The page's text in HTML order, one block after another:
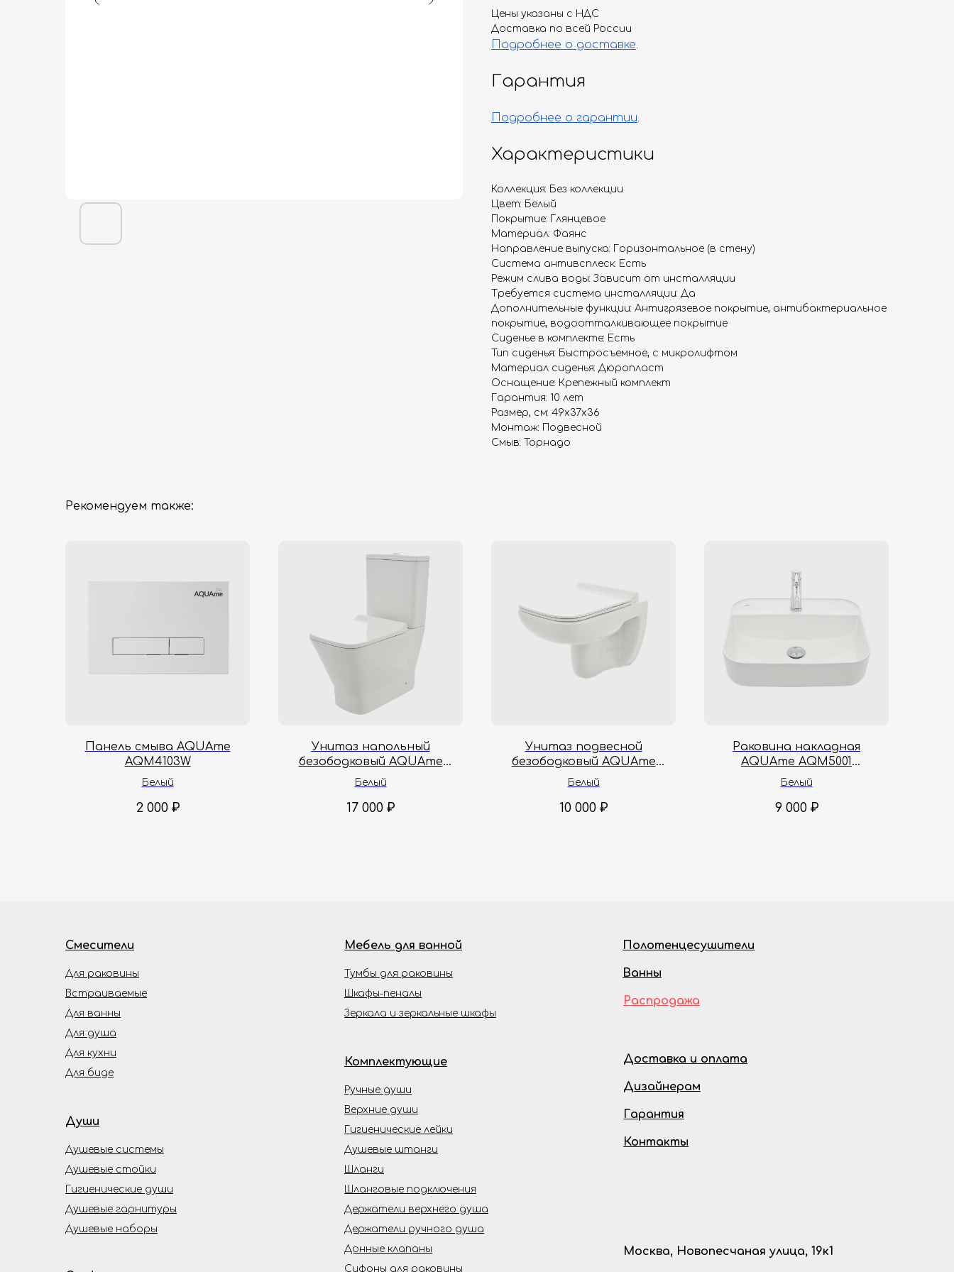
Цены указаны с НДС
Доставка по всей России
Подробнее о доставке.
Гарантия
Подробнее о гарантии.
Характеристики
Коллекция: Без коллекции
Цвет: Белый
Покрытие: Глянцевое
Материал: Фаянс
Направление выпуска: Горизонтальное (в стену)
Система антивсплеск: Есть
Режим слива воды: Зависит от инсталляции
Требуется система инсталляции: Да
Дополнительные функции: Антигрязевое покрытие, антибактериальное
покрытие, водоотталкивающее покрытие
Сиденье в комплекте: Есть
Тип сиденья: Быстросъемное, с микролифтом
Материал сиденья: Дюропласт
Оснащение: Крепежный комплект
Гарантия: 10 лет
Размер, см: 49x37x36
Монтаж: Подвесной
Смыв: Торнадо
Рекомендуем также:
Панель смыва AQUAme
AQM4103W
Белый
2 000 ₽
Унитаз напольный
безободковый AQUAme
AQM1005PRO 62x34.5x41.5 см
Белый
17 000 ₽
Унитаз подвесной
безободковый AQUAme
AQM2007 55х35х37.5 см
Белый
10 000 ₽
Раковина накладная
AQUAme AQM5001
50.5х40х13.5 см
Белый
9 000 ₽
Смесители
Души
Душевые гарнитуры
Душевые наборы
Душевые системы
Гигиенические души
Мебель для ванной
Тумбы для раковины
Шкафы-пеналы
Зеркала и зеркальные шкафы
Встраиваемые
Для биде
Для кухни
Для ванны
Для душа
Для раковины
Комплектующие
Ручные души
Верхние души
Гигиенические лейки
Шланги
Дизайнерам
Доставка и оплата
Гарантия
Контакты
Душевые стойки
Шланговые подключения
Распродажа
Полотенцесушители
Ванны
Держатели верхнего душа
Держатели ручного душа
Донные клапаны
Сифоны для раковины
Душевые штанги
Москва, Новопесчаная улица, 19к1